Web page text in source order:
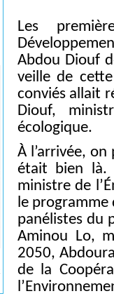
Les
Abdou Diouf
veille de
conviés allait
Diouf,
écologique.
À l’arrivée,
était bien là.
ministre de
le programme
panélistes du
Aminou Lo,
2050,
de la